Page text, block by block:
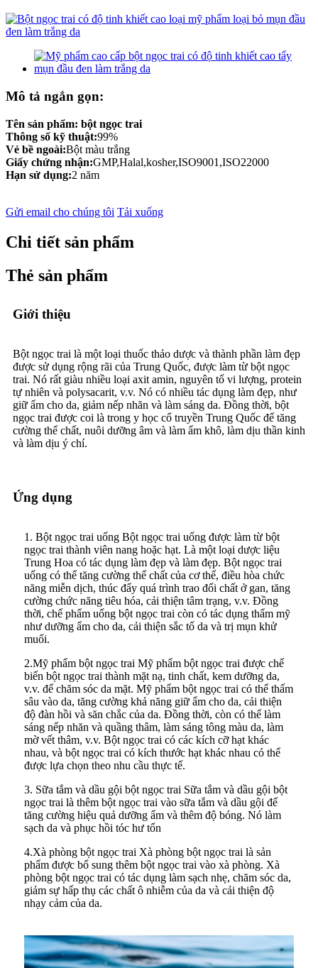
Mô tả ngắn gọn:
Tên sản phẩm: bột ngọc trai
Thông số kỹ thuật:99%
Vẻ bề ngoài:Bột màu trắng
Giấy chứng nhận:GMP,Halal,kosher,ISO9001,ISO22000
Hạn sử dụng:2 năm
Gửi email cho chúng tôi Tải xuống
Chi tiết sản phẩm
Thẻ sản phẩm
Giới thiệu
Bột ngọc trai là một loại thuốc thảo dược và thành phần làm đẹp
được sử dụng rộng rãi của Trung Quốc, được làm từ bột ngọc
trai. Nó rất giàu nhiều loại axit amin, nguyên tố vi lượng, protein
tự nhiên và polysacarit, v.v. Nó có nhiều tác dụng làm đẹp, như
giữ ẩm cho da, giảm nếp nhăn và làm sáng da. Đồng thời, bột
ngọc trai được coi là trong y học cổ truyền Trung Quốc để tăng
cường thể chất, nuôi dưỡng âm và làm ẩm khô, làm dịu thần kinh
và làm dịu ý chí.
Ứng dụng
1. Bột ngọc trai uống Bột ngọc trai uống được làm từ bột
ngọc trai thành viên nang hoặc hạt. Là một loại dược liệu
Trung Hoa có tác dụng làm đẹp và làm đẹp. Bột ngọc trai
uống có thể tăng cường thể chất của cơ thể, điều hòa chức
năng miễn dịch, thúc đẩy quá trình trao đổi chất ở gan, tăng
cường chức năng tiêu hóa, cải thiện tâm trạng, v.v. Đồng
thời, chế phẩm uống bột ngọc trai còn có tác dụng thẩm mỹ
như dưỡng ẩm cho da, cải thiện sắc tố da và trị mụn khử
muối.
2.Mỹ phẩm bột ngọc trai Mỹ phẩm bột ngọc trai được chế
biến bột ngọc trai thành mặt nạ, tinh chất, kem dưỡng da,
v.v. để chăm sóc da mặt. Mỹ phẩm bột ngọc trai có thể thấm
sâu vào da, tăng cường khả năng giữ ẩm cho da, cải thiện
độ đàn hồi và săn chắc của da. Đồng thời, còn có thể làm
sáng nếp nhăn và quầng thâm, làm sáng tông màu da, làm
mờ vết thâm, v.v. Bột ngọc trai có các kích cỡ hạt khác
nhau, và bột ngọc trai có kích thước hạt khác nhau có thể
được lựa chọn theo nhu cầu thực tế.
3. Sữa tắm và dầu gội bột ngọc trai Sữa tắm và dầu gội bột
ngọc trai là thêm bột ngọc trai vào sữa tắm và dầu gội để
tăng cường hiệu quả dưỡng ẩm và thêm độ bóng. Nó làm
sạch da và phục hồi tóc hư tổn
4.Xà phòng bột ngọc trai Xà phòng bột ngọc trai là sản
phẩm được bổ sung thêm bột ngọc trai vào xà phòng. Xà
phòng bột ngọc trai có tác dụng làm sạch nhẹ, chăm sóc da,
giảm sự hấp thụ các chất ô nhiễm của da và cải thiện độ
nhạy cảm của da.